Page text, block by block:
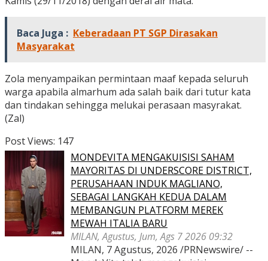
Baca Juga : Keberadaan PT SGP Dirasakan
Masyarakat
Zola menyampaikan permintaan maaf kepada seluruh
warga apabila almarhum ada salah baik dari tutur kata
dan tindakan sehingga melukai perasaan masyrakat.
(Zal)
Post Views: 147
MONDEVITA MENGAKUISISI SAHAM
MAYORITAS DI UNDERSCORE DISTRICT,
PERUSAHAAN INDUK MAGLIANO,
SEBAGAI LANGKAH KEDUA DALAM
MEMBANGUN PLATFORM MEREK
MEWAH ITALIA BARU
MILAN, Agustus, Jum, Ags 7 2026 09:32
MILAN, 7 Agustus, 2026 /PRNewswire/ --